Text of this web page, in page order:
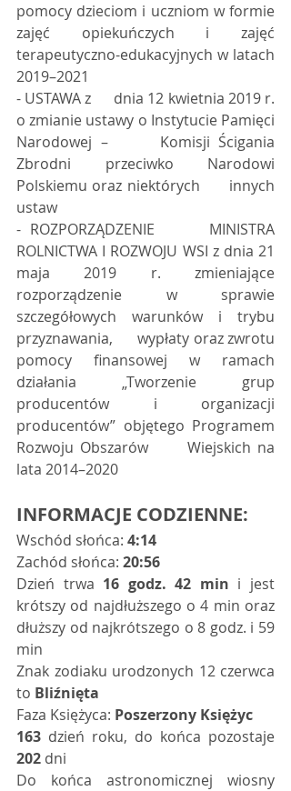
pomocy dzieciom i uczniom w formie
zajęć opiekuńczych i zajęć
terapeutyczno-edukacyjnych w latach
2019–2021
- USTAWA z      dnia 12 kwietnia 2019 r.
o zmianie ustawy o Instytucie Pamięci
Narodowej –      Komisji Ścigania
Zbrodni przeciwko Narodowi
Polskiemu oraz niektórych      innych
ustaw
- ROZPORZĄDZENIE      MINISTRA
ROLNICTWA I ROZWOJU WSI z dnia 21
maja 2019 r. zmieniające
rozporządzenie w sprawie
szczegółowych warunków i trybu
przyznawania,      wypłaty oraz zwrotu
pomocy finansowej w ramach
działania „Tworzenie grup
producentów i organizacji
producentów” objętego Programem
Rozwoju Obszarów      Wiejskich na
lata 2014–2020
INFORMACJE CODZIENNE:
Wschód słońca: 4:14
Zachód słońca: 20:56
Dzień trwa 16 godz. 42 min i jest
krótszy od najdłuższego o 4 min oraz
dłuższy od najkrótszego o 8 godz. i 59
min
Znak zodiaku urodzonych 12 czerwca
to Bliźnięta
Faza Księżyca: Poszerzony Księżyc
163
202 dni
Do końca astronomicznej wiosny